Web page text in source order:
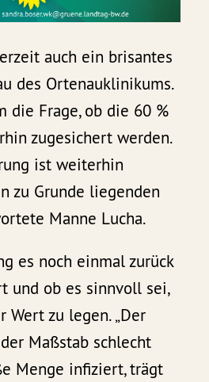
auch ein brisantes
des Ortenauklinikums.
die Frage, ob die 60 %
zugesichert werden.
ist weiterhin
zu Grunde liegenden
Manne Lucha.
es noch einmal zurück
und ob es sinnvoll sei,
zu legen. „Der
Maßstab schlecht
Menge infiziert, trägt